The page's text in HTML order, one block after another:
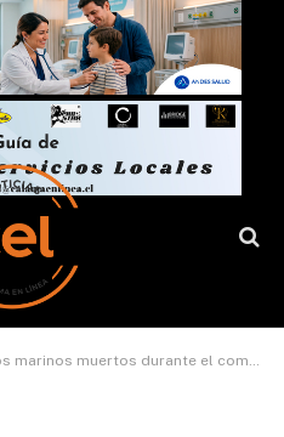
muertos durante el combate del 21 de mayo y que fueron sepultados en la región